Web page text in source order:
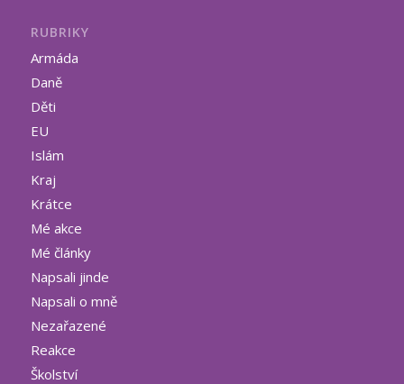
RUBRIKY
Armáda
Daně
Děti
EU
Islám
Kraj
Krátce
Mé akce
Mé články
Napsali jinde
Napsali o mně
Nezařazené
Reakce
Školství